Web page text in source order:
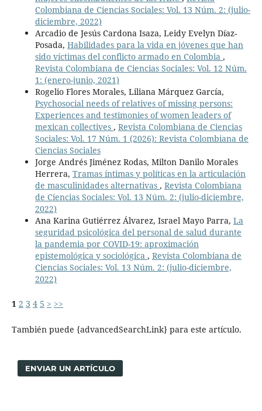
Colombiana de Ciencias Sociales: Vol. 13 Núm. 2: (julio-
diciembre, 2022)
Arcadio de Jesús Cardona Isaza, Leidy Evelyn Díaz-
Posada, Habilidades para la vida en jóvenes que han
sido víctimas del conflicto armado en Colombia ,
Revista Colombiana de Ciencias Sociales: Vol. 12 Núm.
1: (enero-junio, 2021)
Rogelio Flores Morales, Liliana Márquez García,
Psychosocial needs of relatives of missing persons:
Experiences and testimonies of women leaders of
mexican collectives , Revista Colombiana de Ciencias
Sociales: Vol. 17 Núm. 1 (2026): Revista Colombiana de
Ciencias Sociales
Jorge Andrés Jiménez Rodas, Milton Danilo Morales
Herrera, Tramas íntimas y políticas en la articulación
de masculinidades alternativas , Revista Colombiana
de Ciencias Sociales: Vol. 13 Núm. 2: (julio-diciembre,
2022)
Ana Karina Gutiérrez Álvarez, Israel Mayo Parra, La
seguridad psicológica del personal de salud durante
la pandemia por COVID-19: aproximación
epistemológica y sociológica , Revista Colombiana de
Ciencias Sociales: Vol. 13 Núm. 2: (julio-diciembre,
2022)
1 2 3 4 5 > >>
También puede {advancedSearchLink} para este artículo.
ENVIAR UN ARTÍCULO